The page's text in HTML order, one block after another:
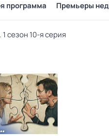
программа Премьеры
сезон 10-я серия